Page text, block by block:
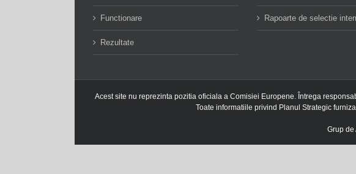
Functionare
Rezultate
Rapoarte de selectie
Acest site nu reprezinta pozitia oficiala a Comisiei Europene. Întrega
Toate informatiile privind Planul Strategic
Grup de